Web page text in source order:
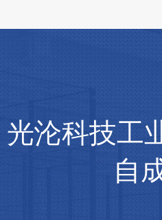
光沦科技工
自